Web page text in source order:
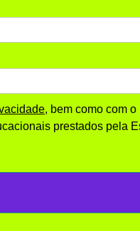
, bem como com o
prestados pela